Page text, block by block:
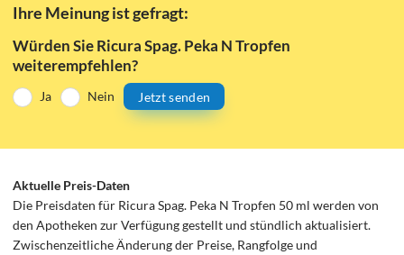
Ihre Meinung ist gefragt:
Würden Sie Ricura Spag. Peka N Tropfen
weiterempfehlen?
Ja Nein Jetzt senden
Aktuelle Preis-Daten
Die Preisdaten für Ricura Spag. Peka N Tropfen 50 ml werden von
den Apotheken zur Verfügung gestellt und stündlich aktualisiert.
Zwischenzeitliche Änderung der Preise, Rangfolge und